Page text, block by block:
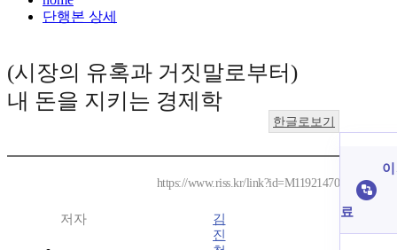
단행본 상세
(시장의 유혹과 거짓말로부터)
내 돈을 지키는 경제학
한글로보기
https://www.riss.kr/link?id=M11921470
저자
김
진
이
료